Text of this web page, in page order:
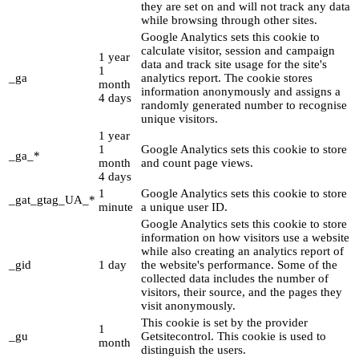
they are set on and will not track any data
while browsing through other sites.
_ga
1 year
1
month
4 days
Google Analytics sets this cookie to
calculate visitor, session and campaign
data and track site usage for the site's
analytics report. The cookie stores
information anonymously and assigns a
randomly generated number to recognise
unique visitors.
_ga_*
1 year
1
month
4 days
Google Analytics sets this cookie to store
and count page views.
_gat_gtag_UA_* 1
minute
Google Analytics sets this cookie to store
a unique user ID.
_gid 1 day
Google Analytics sets this cookie to store
information on how visitors use a website
while also creating an analytics report of
the website's performance. Some of the
collected data includes the number of
visitors, their source, and the pages they
visit anonymously.
_gu
1
month
This cookie is set by the provider
Getsitecontrol. This cookie is used to
distinguish the users.